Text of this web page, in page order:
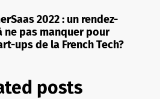
2022 : un rendez-
ne pas manquer pour
ups de la French Tech?
posts